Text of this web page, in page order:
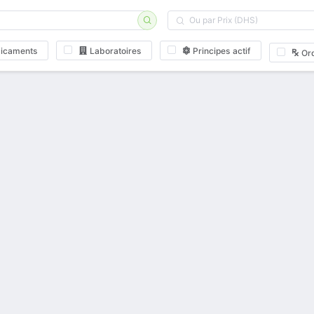
Laboratoires Principes actif